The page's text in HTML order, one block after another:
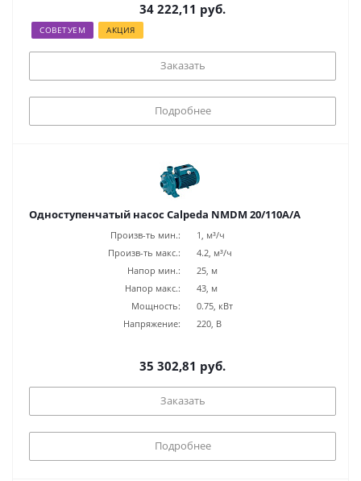
34 222,11 руб.
СОВЕТУЕМ АКЦИЯ
Заказать
Подробнее
Одноступенчатый насос Calpeda NMDM 20/110A/A
Произв-ть мин.:
1, м³/ч
Произв-ть макс.:
4.2, м³/ч
Напор мин.:
25, м
Напор макс.:
43, м
Мощность:
0.75, кВт
Напряжение:
220, В
35 302,81 руб.
Заказать
Подробнее